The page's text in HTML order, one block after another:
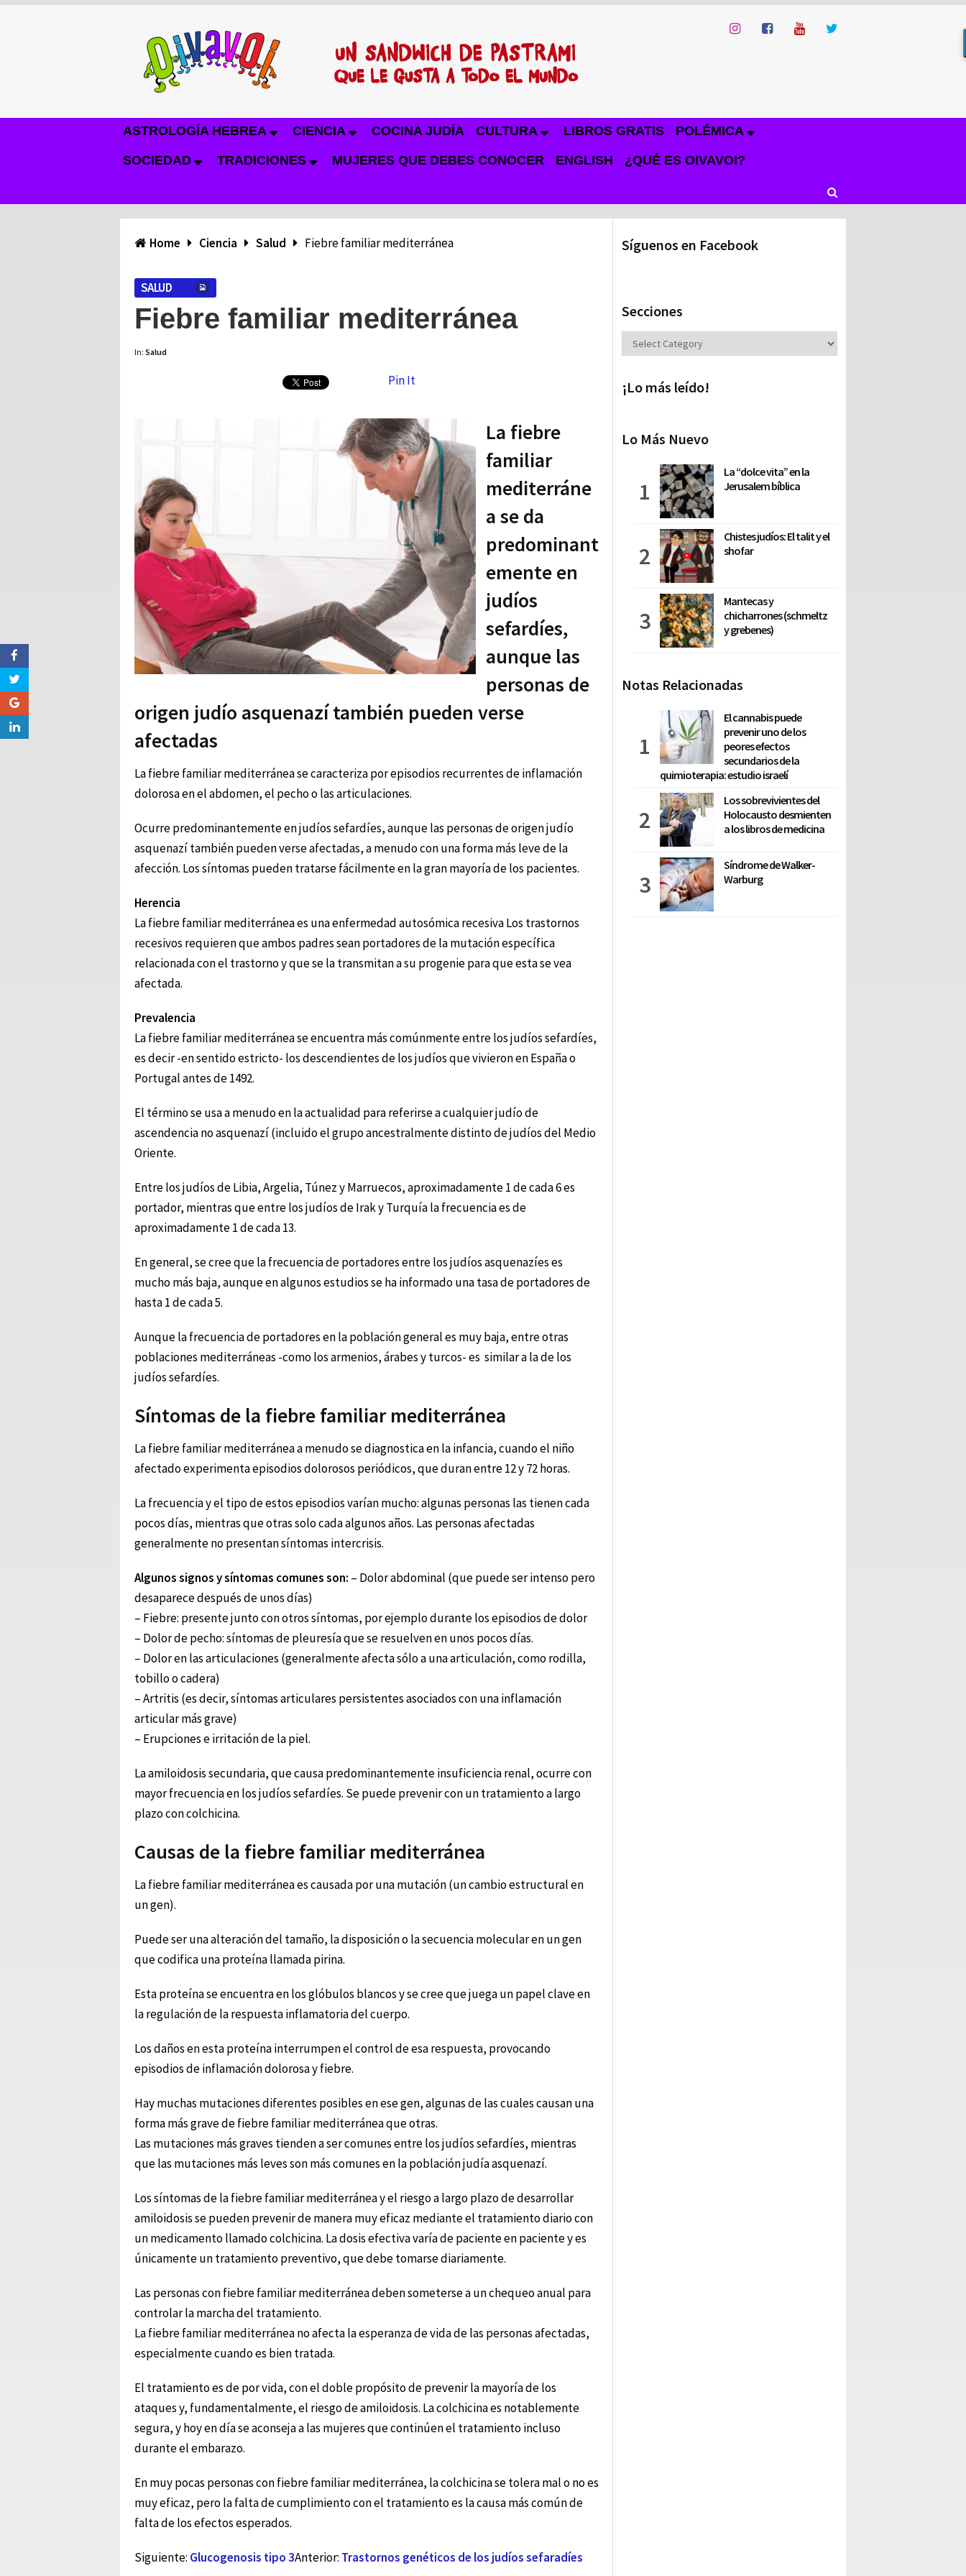
ASTROLOGÍA HEBREA CIENCIA COCINA JUDÍA CULTURA LIBROS GRATIS POLÉMICA
SOCIEDAD TRADICIONES MUJERES QUE DEBES CONOCER ENGLISH ¿QUÉ ES OIVAVOI?
Home Ciencia Salud Fiebre familiar mediterránea
SALUD
Fiebre familiar mediterránea
In: Salud
Pin It
La fiebre
familiar
mediterráne
a se da
predominant
emente en
judíos
sefardíes,
aunque las
personas de
origen judío asquenazí también pueden verse
afectadas
La fiebre familiar mediterránea se caracteriza por episodios recurrentes de inflamación
dolorosa en el abdomen, el pecho o las articulaciones.
Ocurre predominantemente en judíos sefardíes, aunque las personas de origen judío
asquenazí también pueden verse afectadas, a menudo con una forma más leve de la
afección. Los síntomas pueden tratarse fácilmente en la gran mayoría de los pacientes.
Herencia
La fiebre familiar mediterránea es una enfermedad autosómica recesiva Los trastornos
recesivos requieren que ambos padres sean portadores de la mutación específica
relacionada con el trastorno y que se la transmitan a su progenie para que esta se vea
afectada.
Prevalencia
La fiebre familiar mediterránea se encuentra más comúnmente entre los judíos sefardíes,
es decir -en sentido estricto- los descendientes de los judíos que vivieron en España o
Portugal antes de 1492.
El término se usa a menudo en la actualidad para referirse a cualquier judío de
ascendencia no asquenazí (incluido el grupo ancestralmente distinto de judíos del Medio
Oriente.
Entre los judíos de Libia, Argelia, Túnez y Marruecos, aproximadamente 1 de cada 6 es
portador, mientras que entre los judíos de Irak y Turquía la frecuencia es de
aproximadamente 1 de cada 13.
En general, se cree que la frecuencia de portadores entre los judíos asquenazíes es
mucho más baja, aunque en algunos estudios se ha informado una tasa de portadores de
hasta 1 de cada 5.
Aunque la frecuencia de portadores en la población general es muy baja, entre otras
poblaciones mediterráneas -como los armenios, árabes y turcos- es similar a la de los
judíos sefardíes.
Síntomas de la fiebre familiar mediterránea
La fiebre familiar mediterránea a menudo se diagnostica en la infancia, cuando el niño
afectado experimenta episodios dolorosos periódicos, que duran entre 12 y 72 horas.
La frecuencia y el tipo de estos episodios varían mucho: algunas personas las tienen cada
pocos días, mientras que otras solo cada algunos años. Las personas afectadas
generalmente no presentan síntomas intercrisis.
Algunos signos y síntomas comunes son: – Dolor abdominal (que puede ser intenso pero
desaparece después de unos días)
– Fiebre: presente junto con otros síntomas, por ejemplo durante los episodios de dolor
– Dolor de pecho: síntomas de pleuresía que se resuelven en unos pocos días.
– Dolor en las articulaciones (generalmente afecta sólo a una articulación, como rodilla,
tobillo o cadera)
– Artritis (es decir, síntomas articulares persistentes asociados con una inflamación
articular más grave)
– Erupciones e irritación de la piel.
La amiloidosis secundaria, que causa predominantemente insuficiencia renal, ocurre con
mayor frecuencia en los judíos sefardíes. Se puede prevenir con un tratamiento a largo
plazo con colchicina.
Causas de la fiebre familiar mediterránea
La fiebre familiar mediterránea es causada por una mutación (un cambio estructural en
un gen).
Puede ser una alteración del tamaño, la disposición o la secuencia molecular en un gen
que codifica una proteína llamada pirina.
Esta proteína se encuentra en los glóbulos blancos y se cree que juega un papel clave en
la regulación de la respuesta inflamatoria del cuerpo.
Los daños en esta proteína interrumpen el control de esa respuesta, provocando
episodios de inflamación dolorosa y fiebre.
Hay muchas mutaciones diferentes posibles en ese gen, algunas de las cuales causan una
forma más grave de fiebre familiar mediterránea que otras.
Las mutaciones más graves tienden a ser comunes entre los judíos sefardíes, mientras
que las mutaciones más leves son más comunes en la población judía asquenazí.
Los síntomas de la fiebre familiar mediterránea y el riesgo a largo plazo de desarrollar
amiloidosis se pueden prevenir de manera muy eficaz mediante el tratamiento diario con
un medicamento llamado colchicina. La dosis efectiva varía de paciente en paciente y es
únicamente un tratamiento preventivo, que debe tomarse diariamente.
Las personas con fiebre familiar mediterránea deben someterse a un chequeo anual para
controlar la marcha del tratamiento.
La fiebre familiar mediterránea no afecta la esperanza de vida de las personas afectadas,
especialmente cuando es bien tratada.
El tratamiento es de por vida, con el doble propósito de prevenir la mayoría de los
ataques y, fundamentalmente, el riesgo de amiloidosis. La colchicina es notablemente
segura, y hoy en día se aconseja a las mujeres que continúen el tratamiento incluso
durante el embarazo.
En muy pocas personas con fiebre familiar mediterránea, la colchicina se tolera mal o no es
muy eficaz, pero la falta de cumplimiento con el tratamiento es la causa más común de
falta de los efectos esperados.
Siguiente: Glucogenosis tipo 3Anterior: Trastornos genéticos de los judíos sefaradíes
Síguenos en Facebook
Secciones
Secciones
¡Lo más leído!
Lo Más Nuevo
La “dolce vita” en la
Jerusalem bíblica
Chistes judíos: El talit y el
shofar
Mantecas y
chicharrones (schmeltz
y grebenes)
Notas Relacionadas
El cannabis puede
prevenir uno de los
peores efectos
secundarios de la
quimioterapia: estudio israelí
Los sobrevivientes del
Holocausto desmienten
a los libros de medicina
Síndrome de Walker-
Warburg